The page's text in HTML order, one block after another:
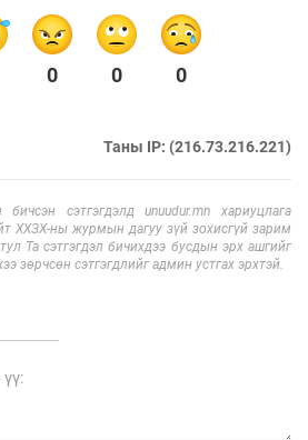
0 0 0
Таны IP: (216.73.216.221)
сэтгэгдэлд unuudur.mn хариуцлага
ХХЗХ-ны журмын дагуу зүй зохисгүй зарим
Та сэтгэгдэл бичихдээ бусдын эрх ашгийг
зөрчсөн сэтгэгдлийг админ устгах эрхтэй.